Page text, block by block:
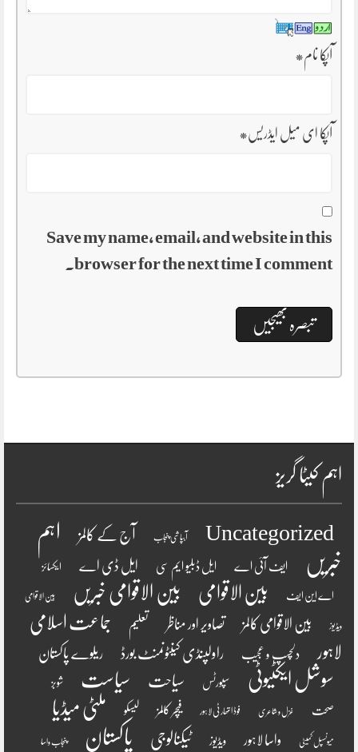
آپکا نام*
آپکا ای میل ایڈریس*
Save my name, email, and website in this
browser for the next time I comment.
اہم کیٹا گریز
Uncategorized آبپاشی پنجاب آج کے کالمز
اہم
خبریں
ایف آئی اے ایل ڈبلیو ایم سی ایل ڈی اے ایکسائز
اے این ایف بین الاقوامی بین الاقوامی خبریں بین الاقوامی
ویڈیوز بین الاقوامی کالمز تصاویر اور مناظر تعلیم
جماعت اسلامی
لاہور
دلچسپ و عجیب راولپنڈی کینٹونمنٹ بورڈ ریلوے پاکستان
سوشل ایکٹیوٹی سپورٹس سیاحت سیاست شوبز
صحت غزل و شاعری فوڈ اتھارٹی لاہور فیچر کالمز لیسکو ملٹی میڈیا
میونسپل کمیٹی واسا لاہور ویڈیوز ٹیکنالوجی پاکستان پنجاب واسا